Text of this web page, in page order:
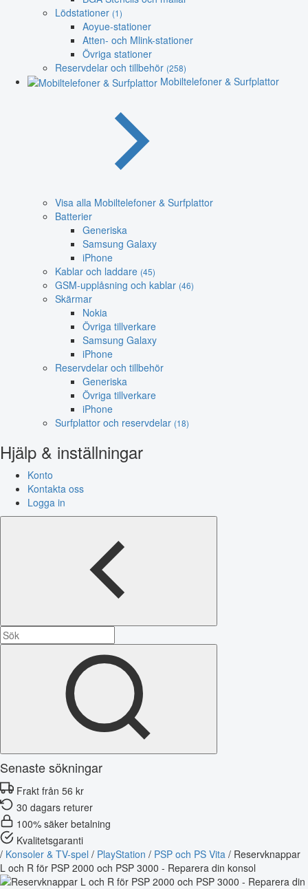
Lödstationer (1)
Aoyue-stationer
Atten- och Mlink-stationer
Övriga stationer
Reservdelar och tillbehör (258)
Mobiltelefoner & Surfplattor
Visa alla Mobiltelefoner & Surfplattor
Batterier
Generiska
Samsung Galaxy
iPhone
Kablar och laddare (45)
GSM-upplåsning och kablar (46)
Skärmar
Nokia
Övriga tillverkare
Samsung Galaxy
iPhone
Reservdelar och tillbehör
Generiska
Övriga tillverkare
iPhone
Surfplattor och reservdelar (18)
Hjälp & inställningar
Konto
Kontakta oss
Logga in
Senaste sökningar
Frakt från 56 kr
30 dagars returer
100% säker betalning
Kvalitetsgaranti
/ Konsoler & TV-spel / PlayStation / PSP och PS Vita / Reservknappar
L och R för PSP 2000 och PSP 3000 - Reparera din konsol